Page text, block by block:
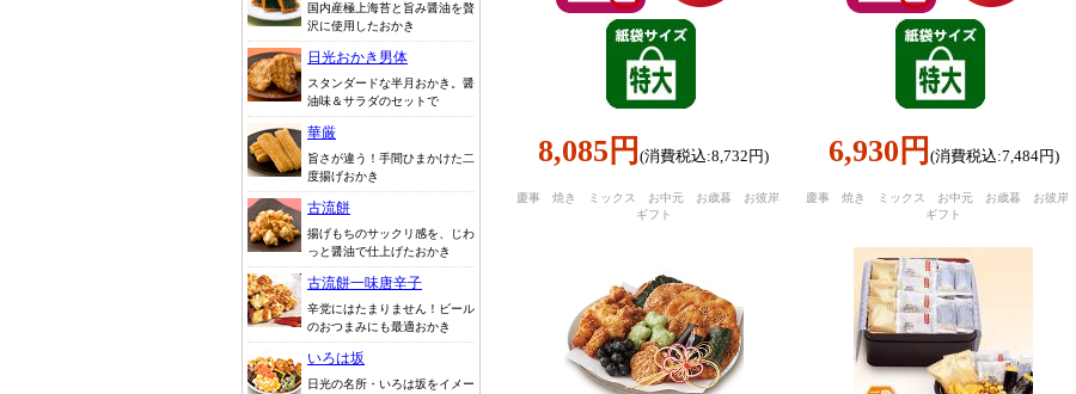
国内産極上海苔と旨み醤油を贅
沢に使用したおかき
日光おかき男体
スタンダードな半月おかき。醤
油味＆サラダのセットで
華厳
旨さが違う！手間ひまかけた二
度揚げおかき
古流餅
揚げもちのサックリ感を、じわ
っと醤油で仕上げたおかき
古流餅一味唐辛子
辛党にはたまりません！ビール
のおつまみにも最適おかき
いろは坂
日光の名所・いろは坂をイメー
8,085円(消費税込:8,732円)
慶事 焼き ミックス お中元 お歳暮 お彼岸
ギフト
6,930円 (消費税込:7,484円)
慶事 焼き ミックス お中元 お歳暮 お彼岸
ギフト